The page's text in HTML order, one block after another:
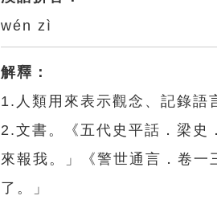
wén zì
解釋：
1.人類用來表示觀念、記錄語
2.文書。《五代史平話．梁史
來報我。」《警世通言．卷
了。」